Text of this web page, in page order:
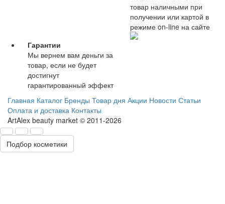
товар наличными при
получении или картой в
режиме on-line на сайте
Гарантии
Мы вернем вам деньги за
товар, если не будет
достигнут
гарантированный эффект
Главная Каталог Бренды Товар дня Акции Новости Статьи
Оплата и доставка Контакты
ArtAlex beauty market © 2011-2026
Подбор косметики